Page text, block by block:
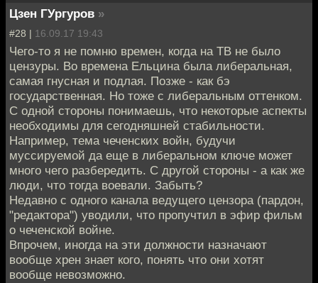
Цзен ГУргуров »
#28 | 16.09.17 19:43
Чего-то я не помню времен, когда на ТВ не было
цензуры. Во времена Ельцина была либеральная,
самая гнусная и подлая. Позже - как бэ
государственная. Но тоже с либеральным оттенком.
С одной стороны понимаешь, что некоторые аспекты
необходимы для сегодняшней стабильности.
Например, тема чеченских войн, будучи
муссируемой да еще в либеральном ключе может
много чего разбередить. С другой стороны - а как же
люди, что тогда воевали. Забыть?
Недавно с одного канала ведущего цензора (пардон,
"редактора") уводили, что пропучтил в эфир фильм
о чеченской войне.
Впрочем, иногда на эти должности назначают
вообще хрен знает кого, понять что они хотят
вообще невозможно.